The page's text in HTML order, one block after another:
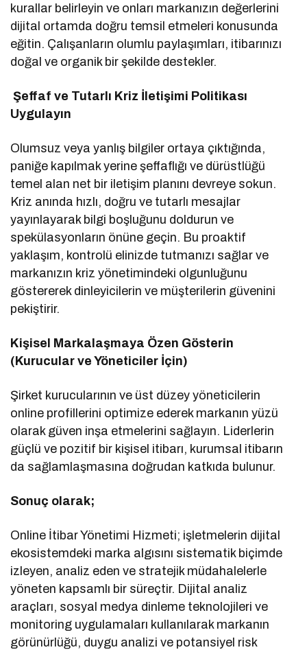
kurallar belirleyin ve onları markanızın değerlerini
dijital ortamda doğru temsil etmeleri konusunda
eğitin. Çalışanların olumlu paylaşımları, itibarınızı
doğal ve organik bir şekilde destekler.
Şeffaf ve Tutarlı Kriz İletişimi Politikası
Uygulayın
Olumsuz veya yanlış bilgiler ortaya çıktığında,
paniğe kapılmak yerine şeffaflığı ve dürüstlüğü
temel alan net bir iletişim planını devreye sokun.
Kriz anında hızlı, doğru ve tutarlı mesajlar
yayınlayarak bilgi boşluğunu doldurun ve
spekülasyonların önüne geçin. Bu proaktif
yaklaşım, kontrolü elinizde tutmanızı sağlar ve
markanızın kriz yönetimindeki olgunluğunu
göstererek dinleyicilerin ve müşterilerin güvenini
pekiştirir.
Kişisel Markalaşmaya Özen Gösterin
(Kurucular ve Yöneticiler İçin)
Şirket kurucularının ve üst düzey yöneticilerin
online profillerini optimize ederek markanın yüzü
olarak güven inşa etmelerini sağlayın. Liderlerin
güçlü ve pozitif bir kişisel itibarı, kurumsal itibarın
da sağlamlaşmasına doğrudan katkıda bulunur.
Sonuç olarak;
Online İtibar Yönetimi Hizmeti; işletmelerin dijital
ekosistemdeki marka algısını sistematik biçimde
izleyen, analiz eden ve stratejik müdahalelerle
yöneten kapsamlı bir süreçtir. Dijital analiz
araçları, sosyal medya dinleme teknolojileri ve
monitoring uygulamaları kullanılarak markanın
görünürlüğü, duygu analizi ve potansiyel risk